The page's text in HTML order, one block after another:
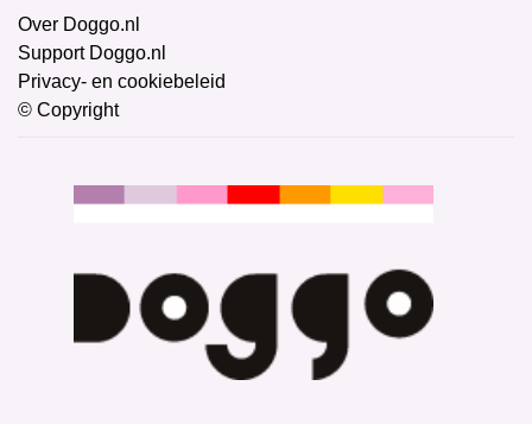
Over Doggo.nl
Support Doggo.nl
Privacy- en cookiebeleid
© Copyright